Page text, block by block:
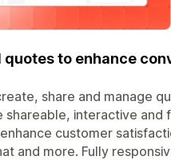
to enhance
share and manage
interactive and
customer
and more. Fully